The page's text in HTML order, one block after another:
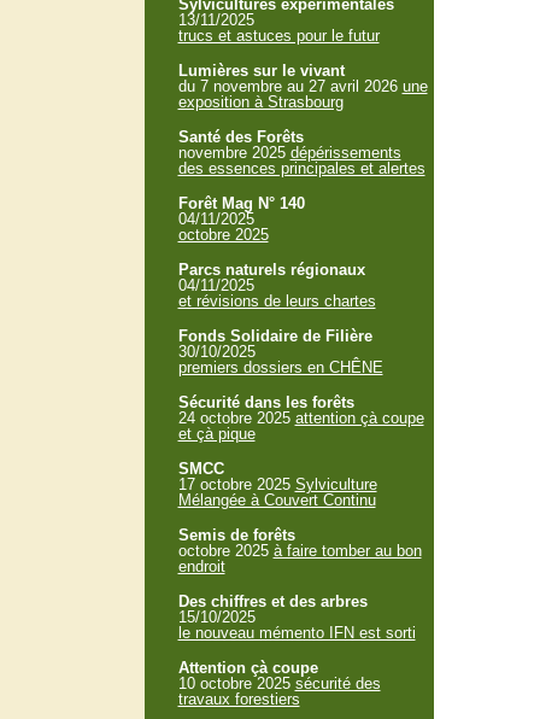
Sylvicultures expérimentales
13/11/2025
trucs et astuces pour le futur
Lumières sur le vivant
du 7 novembre au 27 avril 2026 une
exposition à Strasbourg
Santé des Forêts
novembre 2025 dépérissements
des essences principales et alertes
Forêt Mag N° 140
04/11/2025
octobre 2025
Parcs naturels régionaux
04/11/2025
et révisions de leurs chartes
Fonds Solidaire de Filière
30/10/2025
premiers dossiers en CHÊNE
Sécurité dans les forêts
24 octobre 2025 attention çà coupe
et çà pique
SMCC
17 octobre 2025 Sylviculture
Mélangée à Couvert Continu
Semis de forêts
octobre 2025 à faire tomber au bon
endroit
Des chiffres et des arbres
15/10/2025
le nouveau mémento IFN est sorti
Attention çà coupe
10 octobre 2025 sécurité des
travaux forestiers